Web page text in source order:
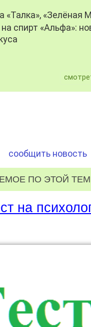
«Талка», «Зелёная
спирт «Альфа»:
сообщить новость
ПО ЭТОЙ
на